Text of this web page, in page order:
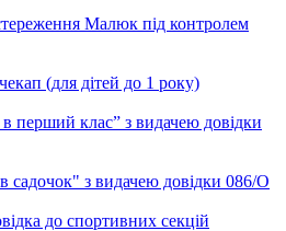
Малюк під контролем
(для дітей до 1 року)
перший клас” з видачею довідки
садочок" з видачею довідки 086/О
до спортивних секцій